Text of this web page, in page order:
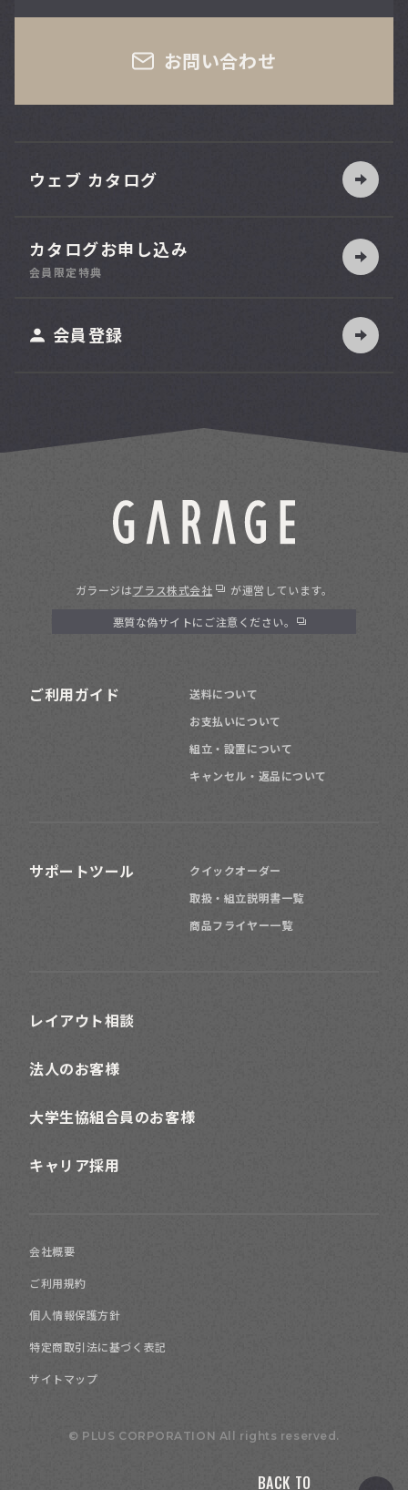
BACK TO
お問い合わせ
ウェブ カタログ
カタログお申し込み
会員限定特典
会員登録
ガラージはプラス株式会社 が運営しています。
悪質な偽サイトにご注意ください。
ご利用ガイド
送料について
お支払いについて
組立・設置について
キャンセル・返品について
サポートツール
クイックオーダー
取扱・組立説明書一覧
商品フライヤー一覧
レイアウト相談
法人のお客様
大学生協組合員のお客様
キャリア採用
会社概要
ご利用規約
個人情報保護方針
特定商取引法に基づく表記
サイトマップ
© PLUS CORPORATION All rights reserved.